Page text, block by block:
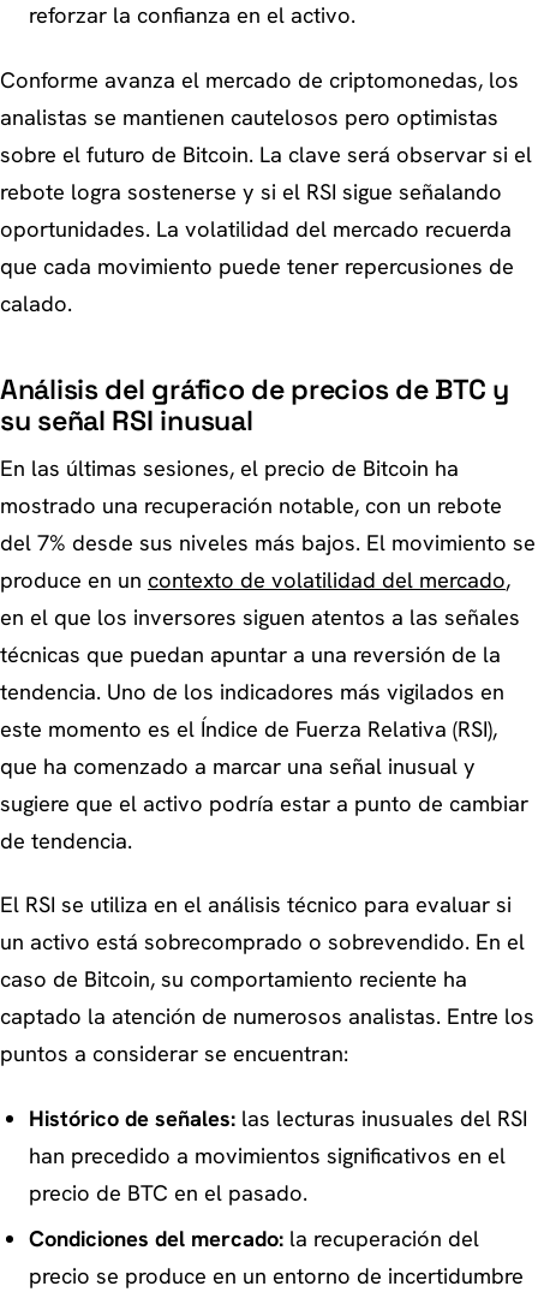
reforzar la confianza en el activo.
Conforme avanza el mercado de criptomonedas, los
analistas se mantienen cautelosos pero optimistas
sobre el futuro de Bitcoin. La clave será observar si el
rebote logra sostenerse y si el RSI sigue señalando
oportunidades. La volatilidad del mercado recuerda
que cada movimiento puede tener repercusiones de
calado.
Análisis del gráfico de precios de BTC y
su señal RSI inusual
En las últimas sesiones, el precio de Bitcoin ha
mostrado una recuperación notable, con un rebote
del 7% desde sus niveles más bajos. El movimiento se
produce en un contexto de volatilidad del mercado,
en el que los inversores siguen atentos a las señales
técnicas que puedan apuntar a una reversión de la
tendencia. Uno de los indicadores más vigilados en
este momento es el Índice de Fuerza Relativa (RSI),
que ha comenzado a marcar una señal inusual y
sugiere que el activo podría estar a punto de cambiar
de tendencia.
El RSI se utiliza en el análisis técnico para evaluar si
un activo está sobrecomprado o sobrevendido. En el
caso de Bitcoin, su comportamiento reciente ha
captado la atención de numerosos analistas. Entre los
puntos a considerar se encuentran:
Histórico de señales:las lecturas inusuales del RSI
han precedido a movimientos significativos en el
precio de BTC en el pasado.
Condiciones del mercado:la recuperación del
precio se produce en un entorno de incertidumbre